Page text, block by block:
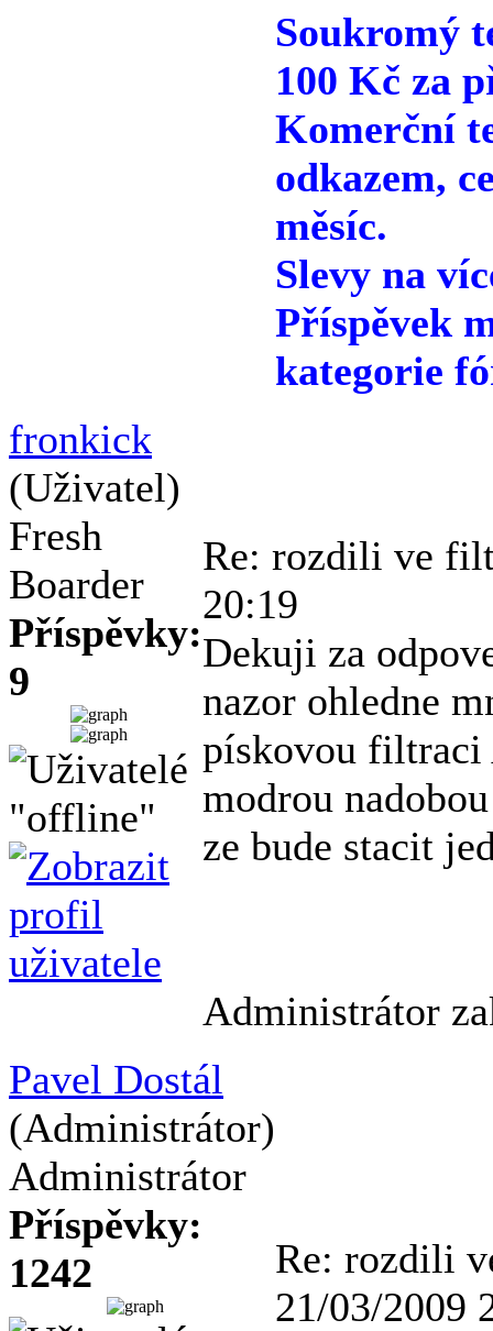
Soukromý
100 Kč za
Komerční
odkazem,
měsíc.
Slevy na
Příspěvek
kategorie
fronkick
(Uživatel)
Fresh
Boarder
Příspěvky:
9
Re: rozdili ve
20:19
Dekuji za
nazor ohledne
pískovou filtraci
modrou
ze bude stacit
Administrátor
Pavel Dostál
(Administrátor)
Administrátor
Příspěvky:
1242
Re: rozdili
21/03/2009